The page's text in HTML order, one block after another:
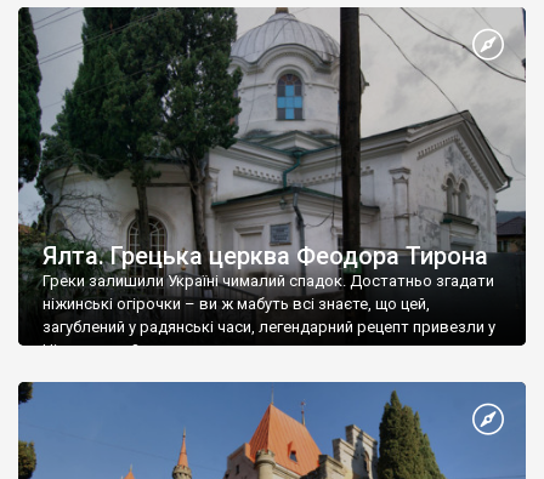
Ялта. Грецька церква Феодора Тирона
Греки залишили Україні чималий спадок. Достатньо згадати
ніжинські огірочки – ви ж мабуть всі знаєте, що цей,
загублений у радянські часи, легендарний рецепт привезли у
Ніжин греки?